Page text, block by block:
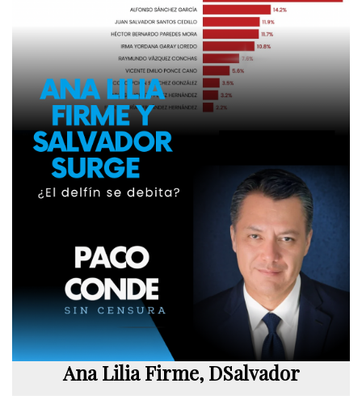
Ana Lilia Firme, DSalvador